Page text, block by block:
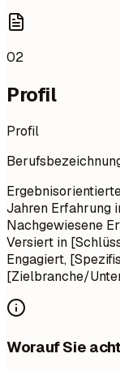
02
Profil
Profil
Jahren Erfahrung
Nachgewiesene
Versiert in
Engagiert,
[Zielbranche/
Worauf Sie